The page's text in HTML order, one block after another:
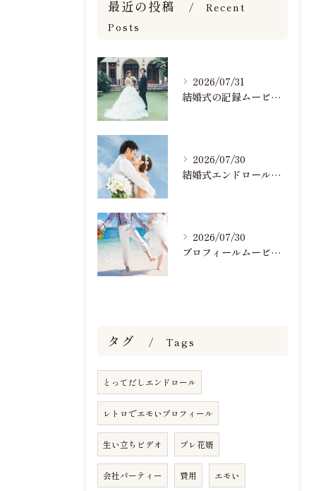
最近の投稿
Recent
Posts
2026/07/31
結婚式の記録ムービーの映像撮影スタッフを募集中です
2026/07/30
結婚式エンドロールで人気のおすすめBGM楽曲ランキング！(7/29最新)
2026/07/30
プロフィールムービーで人気おすすめのBGM楽曲ランキング！(7/29最新)
タグ Tags
とってだしエンドロール
レトロでエモいプロフィール
生い立ちビデオ プレ花婿
会社パーティー 費用 エモい